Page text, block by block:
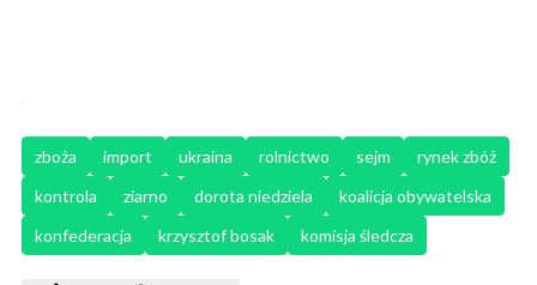
zboża import ukraina rolnictwo sejm
rynek zbóż
kontrola
ziarno dorota niedziela
koalicja obywatelska
konfederacja
krzysztof bosak komisja śledcza